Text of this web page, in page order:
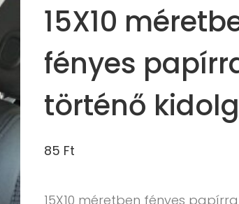
15X10
fényes
történő
85 Ft
15X10 méretben fényes